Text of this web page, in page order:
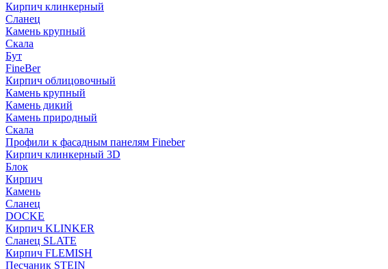
Кирпич клинкерный
Сланец
Камень крупный
Скала
Бут
FineBer
Кирпич облицовочный
Камень крупный
Камень дикий
Камень природный
Скала
Профили к фасадным панелям Fineber
Кирпич клинкерный 3D
Блок
Кирпич
Камень
Сланец
DOCKE
Кирпич KLINKER
Сланец SLATE
Кирпич FLEMISH
Пес­ча­ник STEIN